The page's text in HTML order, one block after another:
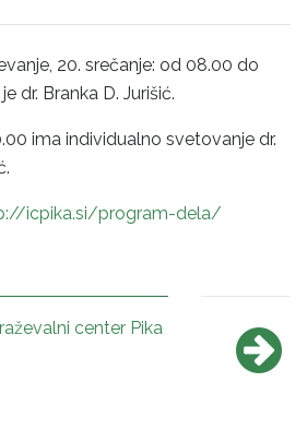
20. srečanje: od 08.00 do
dr. Branka D. Jurišić.
ima individualno svetovanje dr.
icpika.si/program-dela/
center Pika